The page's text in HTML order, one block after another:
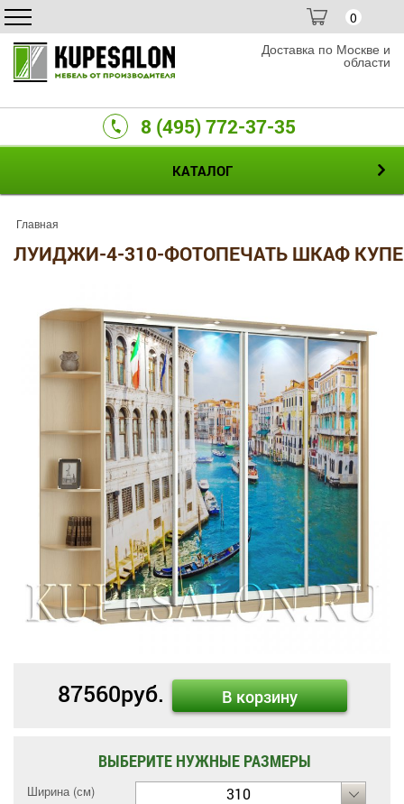
0
Доставка по Москве и
области
8 (495) 772-37-35
КАТАЛОГ
Главная
ЛУИДЖИ-4-310-ФОТОПЕЧАТЬ ШКАФ КУПЕ
87560руб. В корзину
ВЫБЕРИТЕ НУЖНЫЕ РАЗМЕРЫ
Ширина (см) 310